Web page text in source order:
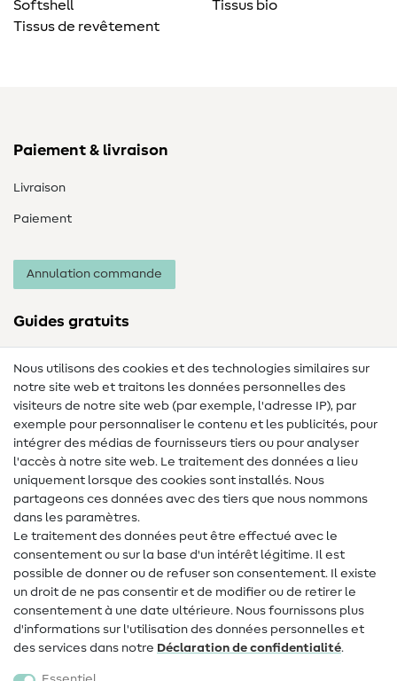
Softshell
Tissus de revêtement
Tissus bio
Paiement & livraison
Livraison
Paiement
Annulation commande
Guides gratuits
Lexique de couture
Tutos de couture
Aide & contact
Contact
Changement de propriétaire
FAQ
Droit de rétractation
Populaire
Nous utilisons des cookies et des technologies similaires sur
notre site web et traitons les données personnelles des
visiteurs de notre site web (par exemple, l'adresse IP), par
exemple pour personnaliser le contenu et les publicités, pour
intégrer des médias de fournisseurs tiers ou pour analyser
l'accès à notre site web. Le traitement des données a lieu
uniquement lorsque des cookies sont installés. Nous
partageons ces données avec des tiers que nous nommons
dans les paramètres.
Le traitement des données peut être effectué avec le
consentement ou sur la base d'un intérêt légitime. Il est
possible de donner ou de refuser son consentement. Il existe
un droit de ne pas consentir et de modifier ou de retirer le
consentement à une date ultérieure. Nous fournissons plus
d'informations sur l'utilisation des données personnelles et
des services dans notre Déclaration de confidentialité.